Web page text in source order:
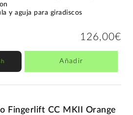
y aguja para giradiscos
126,00€
Añadir
Fingerlift CC MKII Orange